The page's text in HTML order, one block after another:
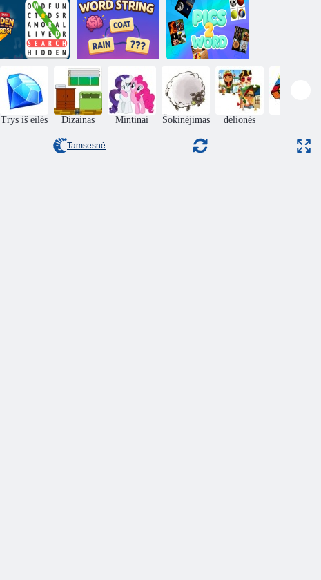
Žodžių lipdukai! Žodinis saitas Saldainis žodis
Žodžių paieškos
paslėpti žodžiai
Žodžio eilutė
Nuotraukos 2
Trys iš eilės Dizainas Mintinai Šokinėjimas dėlionės
Tamsesnė